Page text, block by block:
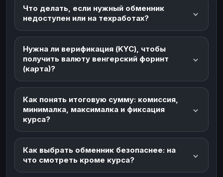
Что делать, если нужный обменник
недоступен или на техработах?
Нужна ли верификация (KYC), чтобы
получить валюту венгерский форинт
(карта)?
Как понять итоговую сумму: комиссия,
минималка, максималка и фиксация
курса?
Как выбрать обменник безопаснее: на
что смотреть кроме курса?